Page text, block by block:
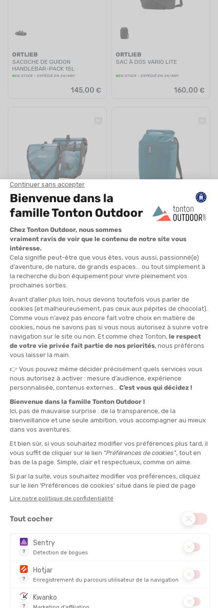
ORTLIEB
SACOCHE DE GUIDON
HANDLEBAR-PACK 15L
EN STOCK - EXPÉDIÉ EN 24/48H
145,00 €
ORTLIEB
SAC À DOS VARIO LITE
EN STOCK - EXPÉDIÉ EN 24/48H
160,00 €
ORTLIEB
SACOCHE BACK-ROLLER X2
BLEU
EN STOCK - EXPÉDIÉ EN 24/48H
155,00 €
ORTLIEB
SAC À DOS VARIO LITE
EN STOCK - EXPÉDIÉ EN 24/48H
160,00 €
ORTLIEB
SAC À DOS VARIO LITE
160,00 €
ORTLIEB
SACOCHE BACK-ROLLER CYBER
90,00 €
DEUTER
SACOCHE VÉLO VISBY 20+5
SAC À DOS VÉLO ROGLA 5